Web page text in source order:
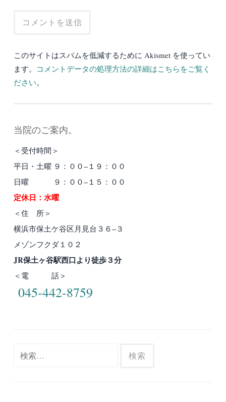
このサイトはスパムを低減するために Akismet を使ってい
ます。 コメントデータの処理方法の詳細はこちらをご覧く
ださい。
当院のご案内。
＜受付時間＞
平日・土曜 ９：００−１９：００
日曜 ９：００−１５：００
定休日：水曜
＜住 所＞
横浜市保土ケ谷区月見台３６−３
メゾンフクダ１０２
JR保土ヶ谷駅西口より徒歩３分
＜電 話＞
045-442-8759